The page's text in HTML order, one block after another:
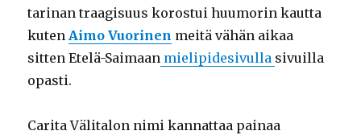
tarinan traagisuus korostui huumorin kautta
kutenAimo Vuorinen meitä vähän aikaa
sitten Etelä-Saimaan mielipidesivulla sivuilla
opasti.
Carita Välitalon nimi kannattaa painaa